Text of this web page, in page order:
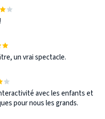
un vrai spectacle.
avec les enfants et
pour nous les grands.